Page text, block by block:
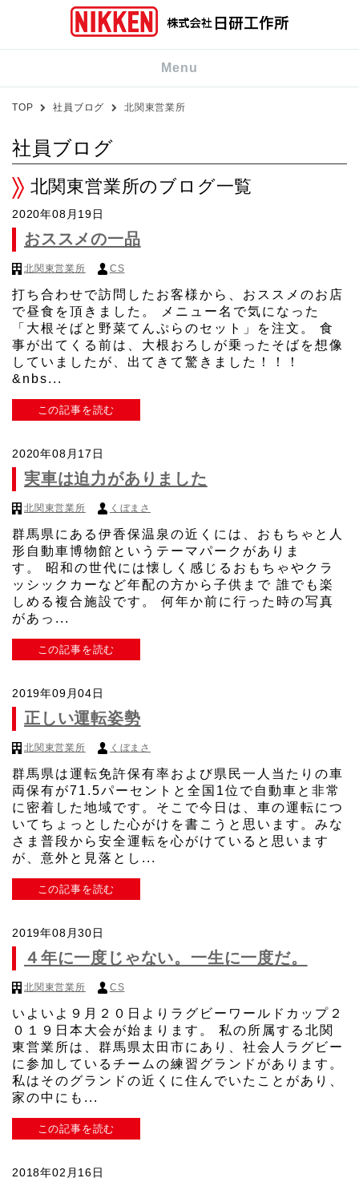
Menu
TOP 社員ブログ 北関東営業所
社員ブログ
北関東営業所のブログ一覧
2020年08月19日
おススメの一品
北関東営業所 CS
打ち合わせで訪問したお客様から、おススメのお店
で昼食を頂きました。 メニュー名で気になった
「大根そばと野菜てんぷらのセット」を注文。 食
事が出てくる前は、大根おろしが乗ったそばを想像
していましたが、出てきて驚きました！！！
&nbs...
この記事を読む
2020年08月17日
実車は迫力がありました
北関東営業所 くぼまさ
群馬県にある伊香保温泉の近くには、おもちゃと人
形自動車博物館というテーマパークがありま
す。 昭和の世代には懐しく感じるおもちゃやクラ
ッシックカーなど年配の方から子供まで 誰でも楽
しめる複合施設です。 何年か前に行った時の写真
があっ...
この記事を読む
2019年09月04日
正しい運転姿勢
北関東営業所 くぼまさ
群馬県は運転免許保有率および県民一人当たりの車
両保有が71.5パーセントと全国1位で自動車と非常
に密着した地域です。そこで今日は、車の運転につ
いてちょっとした心がけを書こうと思います。みな
さま普段から安全運転を心がけていると思います
が、意外と見落とし...
この記事を読む
2019年08月30日
４年に一度じゃない。一生に一度だ。
北関東営業所 CS
いよいよ９月２０日よりラグビーワールドカップ２
０１９日本大会が始まります。 私の所属する北関
東営業所は、群馬県太田市にあり、社会人ラグビー
に参加しているチームの練習グランドがあります。
私はそのグランドの近くに住んでいたことがあり、
家の中にも...
この記事を読む
2018年02月16日